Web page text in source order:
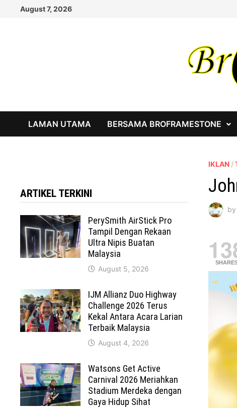
August 7, 2026
LAMAN UTAMA BERSAMA BROFRAMESTONE
IKLAN /
by
ARTIKEL TERKINI
PerySmith AirStick Pro
Tampil Dengan Rekaan
Ultra Nipis Buatan
Malaysia
August 5, 2026
IJM Allianz Duo Highway
Challenge 2026 Terus
Kekal Antara Acara Larian
Terbaik Malaysia
August 4, 2026
Watsons Get Active
Carnival 2026 Meriahkan
Stadium Merdeka dengan
Gaya Hidup Sihat